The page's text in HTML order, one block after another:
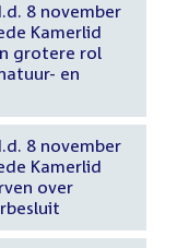
8 november
Kamerlid
grotere rol
en
8 november
Kamerlid
over